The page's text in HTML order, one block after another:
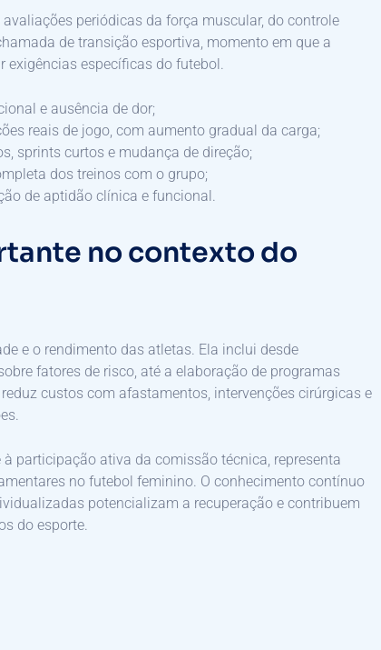
periódicas da força muscular, do controle
de transição esportiva, momento em que a
específicas do futebol.
e ausência de dor;
reais de jogo, com aumento gradual da carga;
sprints curtos e mudança de direção;
dos treinos com o grupo;
de aptidão clínica e funcional.
no contexto do
e o rendimento das atletas. Ela inclui desde
fatores de risco, até a elaboração de programas
custos com afastamentos, intervenções cirúrgicas e
participação ativa da comissão técnica, representa
no futebol feminino. O conhecimento contínuo
potencializam a recuperação e contribuem
do esporte.